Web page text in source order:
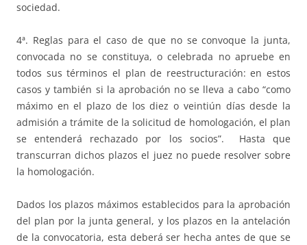
sociedad.
4ª. Reglas para el caso de que no se convoque la junta,
convocada no se constituya, o celebrada no apruebe en
todos sus términos el plan de reestructuración: en estos
casos y también si la aprobación no se lleva a cabo “como
máximo en el plazo de los diez o veintiún días desde la
admisión a trámite de la solicitud de homologación, el plan
se entenderá rechazado por los socios”. Hasta que
transcurran dichos plazos el juez no puede resolver sobre
la homologación.
Dados los plazos máximos establecidos para la aprobación
del plan por la junta general, y los plazos en la antelación
de la convocatoria, esta deberá ser hecha antes de que se